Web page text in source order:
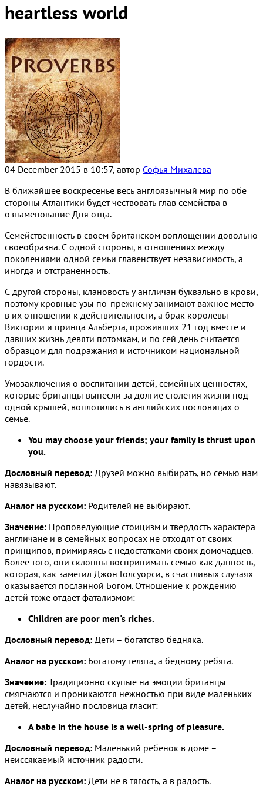
heartless world
04 December 2015 в 10:57, автор Софья Михалева
В ближайшее воскресенье весь англоязычный мир по обе
стороны Атлантики будет чествовать глав семейства в
ознаменование Дня отца.
Семейственность в своем британском воплощении довольно
своеобразна. С одной стороны, в отношениях между
поколениями одной семьи главенствует независимость, а
иногда и отстраненность.
С другой стороны, клановость у англичан буквально в крови,
поэтому кровные узы по-прежнему занимают важное место
в их отношении к действительности, а брак королевы
Виктории и принца Альберта, проживших 21 год вместе и
давших жизнь девяти потомкам, и по сей день считается
образцом для подражания и источником национальной
гордости.
Умозаключения о воспитании детей, семейных ценностях,
которые британцы вынесли за долгие столетия жизни под
одной крышей, воплотились в английских пословицах о
семье.
You may choose your friends; your family is thrust upon
you.
Дословный перевод: Друзей можно выбирать, но семью нам
навязывают.
Аналог на русском: Родителей не выбирают.
Значение: Проповедующие стоицизм и твердость характера
англичане и в семейных вопросах не отходят от своих
принципов, примиряясь с недостатками своих домочадцев.
Более того, они склонны воспринимать семью как данность,
которая, как заметил Джон Голсуорси, в счастливых случаях
оказывается посланной Богом. Отношение к рождению
детей тоже отдает фатализмом:
Children are poor men's riches.
Дословный перевод: Дети – богатство бедняка.
Аналог на русском: Богатому телята, а бедному ребята.
Значение: Традиционно скупые на эмоции британцы
смягчаются и проникаются нежностью при виде маленьких
детей, неслучайно пословица гласит:
A babe in the house is a well-spring of pleasure.
Дословный перевод: Маленький ребенок в доме –
неиссякаемый источник радости.
Аналог на русском: Дети не в тягость, а в радость.